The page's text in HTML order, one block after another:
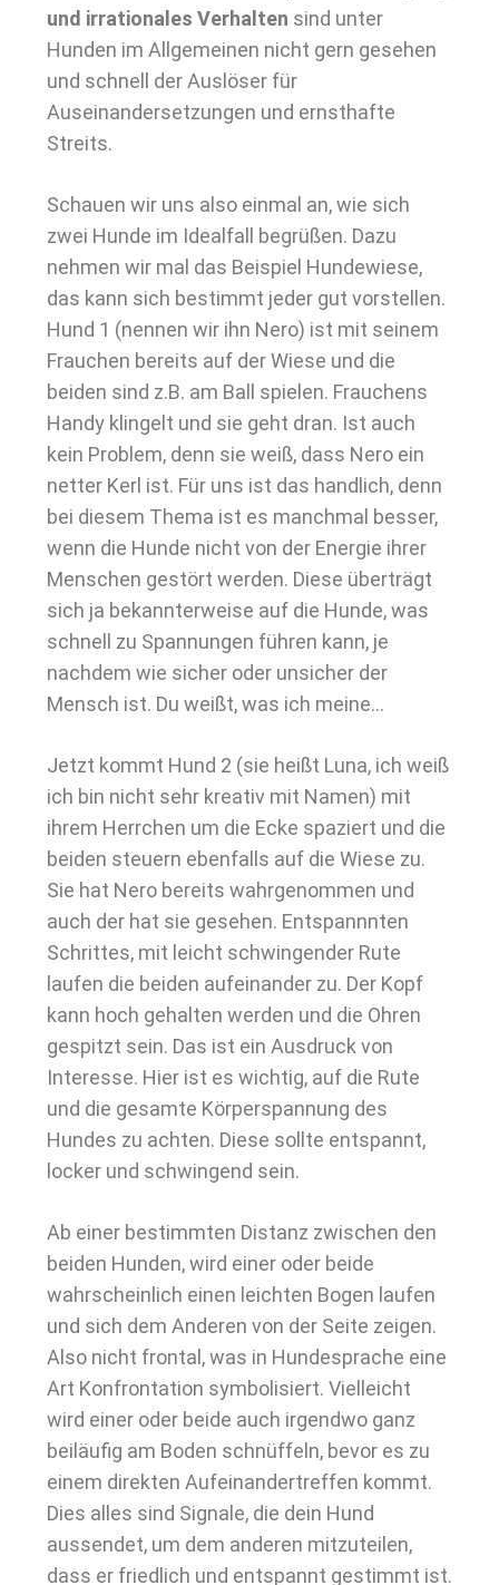
und irrationales Verhalten sind unter
Hunden im Allgemeinen nicht gern gesehen
und schnell der Auslöser für
Auseinandersetzungen und ernsthafte
Streits.
Schauen wir uns also einmal an, wie sich
zwei Hunde im Idealfall begrüßen. Dazu
nehmen wir mal das Beispiel Hundewiese,
das kann sich bestimmt jeder gut vorstellen.
Hund 1 (nennen wir ihn Nero) ist mit seinem
Frauchen bereits auf der Wiese und die
beiden sind z.B. am Ball spielen. Frauchens
Handy klingelt und sie geht dran. Ist auch
kein Problem, denn sie weiß, dass Nero ein
netter Kerl ist. Für uns ist das handlich, denn
bei diesem Thema ist es manchmal besser,
wenn die Hunde nicht von der Energie ihrer
Menschen gestört werden. Diese überträgt
sich ja bekannterweise auf die Hunde, was
schnell zu Spannungen führen kann, je
nachdem wie sicher oder unsicher der
Mensch ist. Du weißt, was ich meine…
Jetzt kommt Hund 2 (sie heißt Luna, ich weiß
ich bin nicht sehr kreativ mit Namen) mit
ihrem Herrchen um die Ecke spaziert und die
beiden steuern ebenfalls auf die Wiese zu.
Sie hat Nero bereits wahrgenommen und
auch der hat sie gesehen. Entspannnten
Schrittes, mit leicht schwingender Rute
laufen die beiden aufeinander zu. Der Kopf
kann hoch gehalten werden und die Ohren
gespitzt sein. Das ist ein Ausdruck von
Interesse. Hier ist es wichtig, auf die Rute
und die gesamte Körperspannung des
Hundes zu achten. Diese sollte entspannt,
locker und schwingend sein.
Ab einer bestimmten Distanz zwischen den
beiden Hunden, wird einer oder beide
wahrscheinlich einen leichten Bogen laufen
und sich dem Anderen von der Seite zeigen.
Also nicht frontal, was in Hundesprache eine
Art Konfrontation symbolisiert. Vielleicht
wird einer oder beide auch irgendwo ganz
beiläufig am Boden schnüffeln, bevor es zu
einem direkten Aufeinandertreffen kommt.
Dies alles sind Signale, die dein Hund
aussendet, um dem anderen mitzuteilen,
dass er friedlich und entspannt gestimmt ist.